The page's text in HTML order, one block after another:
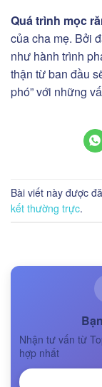
Quá trình mọc
của cha mẹ. Bởi
như hành trình
thận từ ban đầu
phó” với những
Bài viết này được
kết thường trực.
Nhận tư vấn từ
hợp nhất